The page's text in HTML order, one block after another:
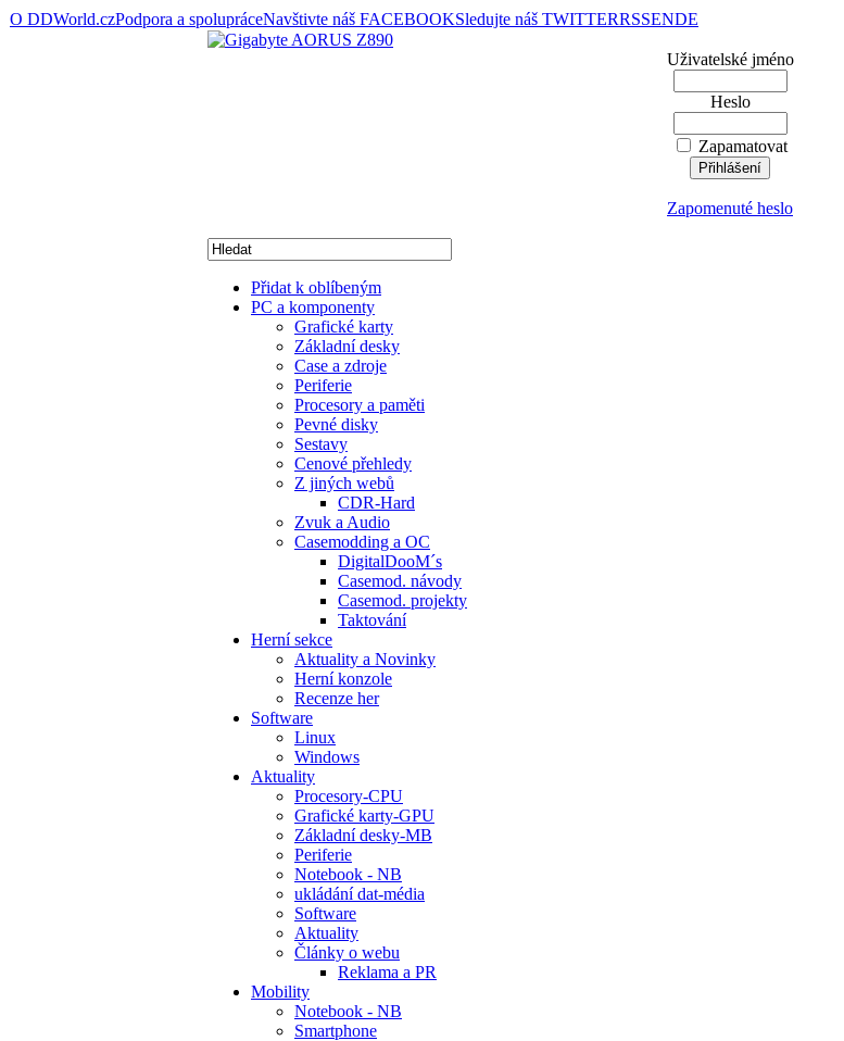
O DDWorld.czPodpora a spolupráceNavštivte náš FACEBOOKSledujte náš TWITTERRSSENDE
Uživatelské jméno
Heslo
Zapamatovat
Zapomenuté heslo
Přidat k oblíbeným
PC a komponenty
Grafické karty
Základní desky
Case a zdroje
Periferie
Procesory a paměti
Pevné disky
Sestavy
Cenové přehledy
Z jiných webů
CDR-Hard
Zvuk a Audio
Casemodding a OC
DigitalDooM´s
Casemod. návody
Casemod. projekty
Taktování
Herní sekce
Aktuality a Novinky
Herní konzole
Recenze her
Software
Linux
Windows
Aktuality
Procesory-CPU
Grafické karty-GPU
Základní desky-MB
Periferie
Notebook - NB
ukládání dat-média
Software
Aktuality
Články o webu
Reklama a PR
Mobility
Notebook - NB
Smartphone